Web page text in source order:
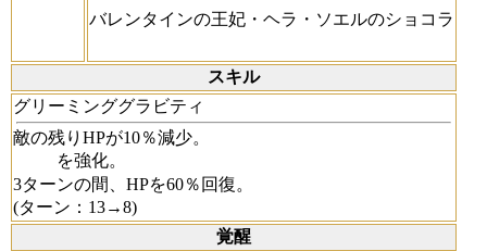
バレンタインの王妃・ヘラ・ソエルのショコラ
スキル
グリーミンググラビティ
敵の残りHPが10％減少。
を強化。
3ターンの間、HPを60％回復。
(ターン：13→8)
覚醒